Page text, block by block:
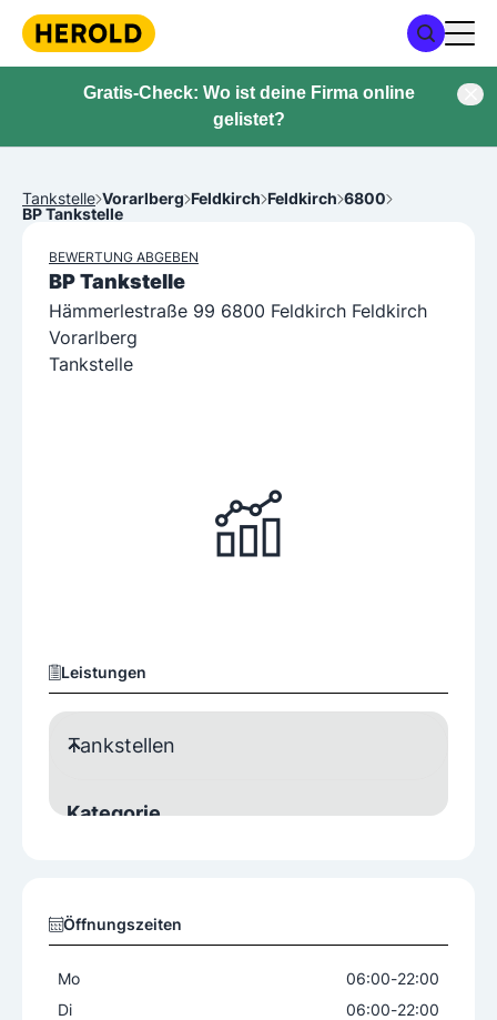
Gratis-Check: Wo ist deine Firma online
gelistet?
Tankstelle Vorarlberg Feldkirch Feldkirch 6800
BP Tankstelle
BEWERTUNG ABGEBEN
BP Tankstelle
Hämmerlestraße 99 6800 Feldkirch Feldkirch
Vorarlberg
Tankstelle
Leistungen
Tankstellen
Kategorie
Café-Bar Shop
Weitere Angebote
Öffnungszeiten
Mo 06:00-22:00
Di
06:00-22:00